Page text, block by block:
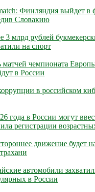
Финляндия выйдет в
Словакию
3 млрд рублей
на спорт
матчей чемпионата
в России
в российском
года в России могут
регистрации
движение будет
автомобили
в России